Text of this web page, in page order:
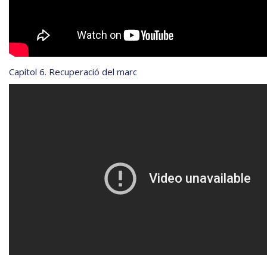
Capítol 6. Recuperació del marc